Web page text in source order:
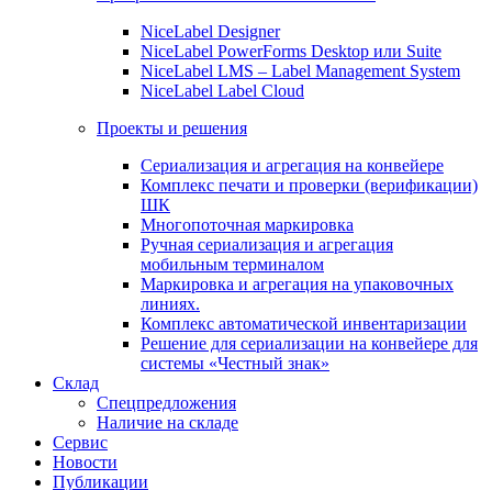
NiceLabel Designer
NiceLabel PowerForms Desktop или Suite
NiceLabel LMS – Label Management System
NiceLabel Label Cloud
Проекты и решения
Сериализация и агрегация на конвейере
Комплекс печати и проверки (верификации)
ШК
Многопоточная маркировка
Ручная сериализация и агрегация
мобильным терминалом
Маркировка и агрегация на упаковочных
линиях.
Комплекс автоматической инвентаризации
Решение для сериализации на конвейере для
системы «Честный знак»
Склад
Спецпредложения
Наличие на складе
Сервис
Новости
Публикации